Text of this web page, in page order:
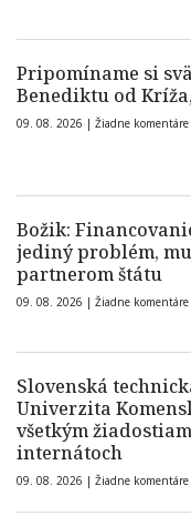
Pripomíname si
Benediktu od
09. 08. 2026 | Žiadne komentáre
Božik:
jediný problém,
partnerom štátu
09. 08. 2026 | Žiadne komentáre
Slovenská
Univerzita
všetkým
internátoch
09. 08. 2026 | Žiadne komentáre